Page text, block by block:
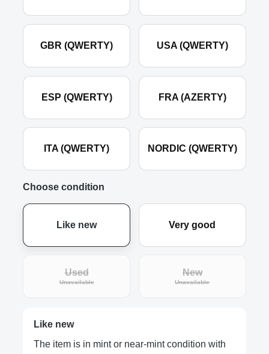
GBR (QWERTY) USA (QWERTY)
ESP (QWERTY) FRA (AZERTY)
ITA (QWERTY) NORDIC (QWERTY)
Choose condition
Like new Very good
Used
Unavailable(This option is currently unavailable.)
New
Unavailable(This option is
Like new
The item is in mint or near-mint condition with